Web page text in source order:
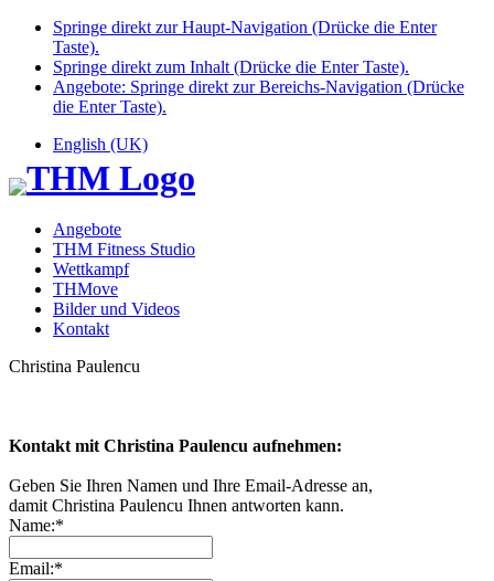
Springe direkt zur Haupt-Navigation (Drücke die Enter
Taste).
Springe direkt zum Inhalt (Drücke die Enter Taste).
Angebote: Springe direkt zur Bereichs-Navigation (Drücke
die Enter Taste).
English (UK)
Angebote
THM Fitness Studio
Wettkampf
THMove
Bilder und Videos
Kontakt
Christina Paulencu
Kontakt mit Christina Paulencu aufnehmen:
Geben Sie Ihren Namen und Ihre Email-Adresse an,
damit Christina Paulencu Ihnen antworten kann.
Name:*
Email:*